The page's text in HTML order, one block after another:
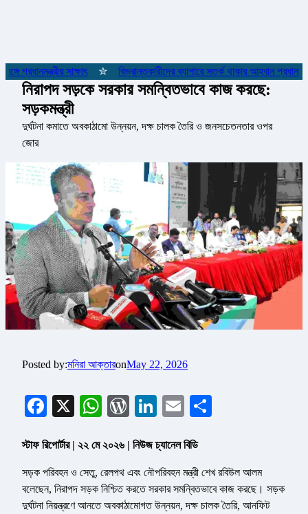
প্রধানমন্ত্রীর সাক্ষাৎ বিভ্রান্তকারীদের ব্যাপারে সতর্ক থাকার আহ্বান প্রধানমন্ত্রীর
নিরাপদ সড়কে সরকার সমন্বিতভাবে কাজ করছে:
সড়কমন্ত্রী
দুর্ঘটনা কমাতে অবকাঠামো উন্নয়ন, দক্ষ চালক তৈরি ও জনসচেতনতার ওপর
জোর
Posted by:মনিরা আক্তারonMay 22, 2026
Facebook
X WhatsApp
WordPress
LinkedIn
Email
স্টাফ রিপোর্টার | ২২ মে ২০২৬ | নিউজ চ্যানেল বিডি
সড়ক পরিবহন ও সেতু, রেলপথ এবং নৌপরিবহন মন্ত্রী শেখ রবিউল আলম
বলেছেন, নিরাপদ সড়ক নিশ্চিত করতে সরকার সমন্বিতভাবে কাজ করছে। সড়ক
দুর্ঘটনা নিয়ন্ত্রণে আনতে অবকাঠামোগত উন্নয়ন, দক্ষ চালক তৈরি, আনফিট